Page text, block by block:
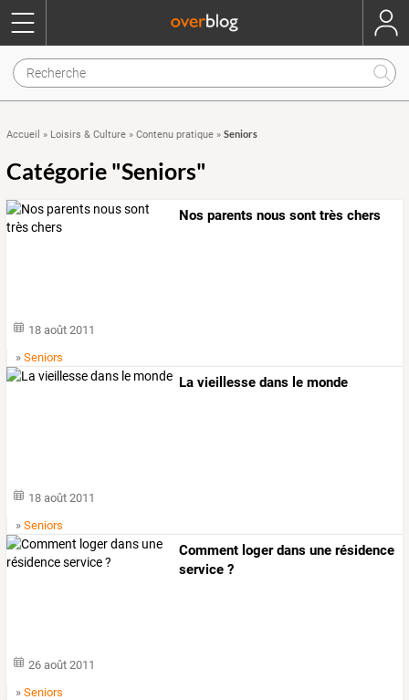
Accueil » Loisirs & Culture » Contenu pratique » Seniors
Catégorie "Seniors"
Nos parents nous sont très chers
18 août 2011
»Seniors
La vieillesse dans le monde
18 août 2011
»Seniors
Comment loger dans une résidence
service ?
26 août 2011
»Seniors